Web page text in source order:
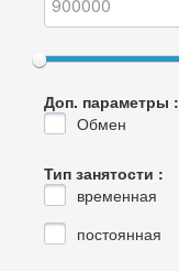
Доп. параметры :
Обмен
Тип занятости :
временная
постоянная